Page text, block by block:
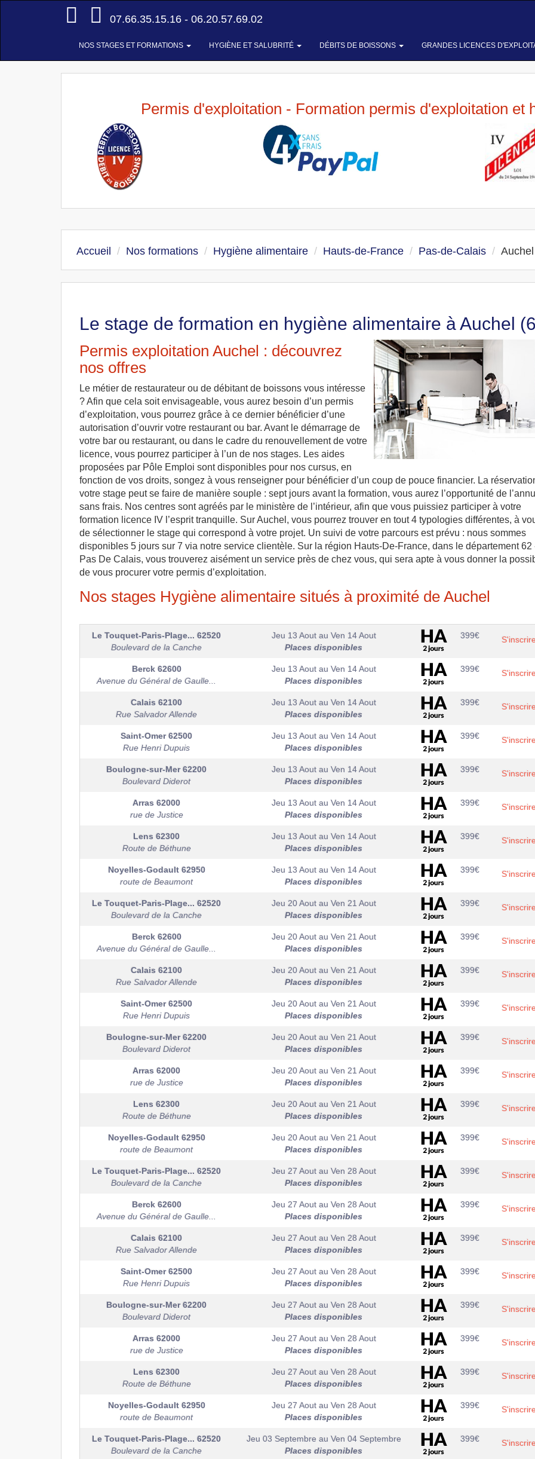
Accueil
07.66.35.15.16 - 06.20.57.69.02
NOS STAGES ET FORMATIONS HYGIÈNE ET SALUBRITÉ DÉBITS DE BOISSONS GRANDES LICENCES
Permis d'exploitation - Formation permis d'exploitation et
Accueil Nos formations Hygiène alimentaire Hauts-de-France Pas-de-Calais Auchel
Le stage de formation en hygiène alimentaire à Auchel
Permis exploitation Auchel : découvrez
nos offres
Le métier de restaurateur ou de débitant de boissons vous intéresse
? Afin que cela soit envisageable, vous aurez besoin d’un permis
d’exploitation, vous pourrez grâce à ce dernier bénéficier d’une
autorisation d’ouvrir votre restaurant ou bar. Avant le démarrage de
votre bar ou restaurant, ou dans le cadre du renouvellement de votre
licence, vous pourrez participer à l’un de nos stages. Les aides
proposées par Pôle Emploi sont disponibles pour nos cursus, en
fonction de vos droits, songez à vous renseigner pour bénéficier d’un coup de pouce financier. La
votre stage peut se faire de manière souple : sept jours avant la formation, vous aurez l’opportunité de
sans frais. Nos centres sont agréés par le ministère de l’intérieur, afin que vous puissiez participer à votre
formation licence IV l’esprit tranquille. Sur Auchel, vous pourrez trouver en tout 4 typologies différentes, à
de sélectionner le stage qui correspond à votre projet. Un suivi de votre parcours est prévu : nous sommes
disponibles 5 jours sur 7 via notre service clientèle. Sur la région Hauts-De-France, dans le département 62
Pas De Calais, vous trouverez aisément un service près de chez vous, qui sera apte à vous donner la
de vous procurer votre permis d’exploitation.
Nos stages Hygiène alimentaire situés à proximité de Auchel
Le Touquet-Paris-Plage... 62520
Boulevard de la Canche
Jeu 13 Aout au Ven 14 Aout
Places disponibles
399€ S'inscrire
Berck 62600
Avenue du Général de Gaulle...
Jeu 13 Aout au Ven 14 Aout
Places disponibles
399€ S'inscrire
Calais 62100
Rue Salvador Allende
Jeu 13 Aout au Ven 14 Aout
Places disponibles
399€ S'inscrire
Saint-Omer62500
Rue Henri Dupuis
Jeu 13 Aout au Ven 14 Aout
Places disponibles
399€ S'inscrire
Boulogne-sur-Mer62200
Boulevard Diderot
Jeu 13 Aout au Ven 14 Aout
Places disponibles
399€ S'inscrire
Arras 62000
rue de Justice
Jeu 13 Aout au Ven 14 Aout
Places disponibles
399€ S'inscrire
Lens 62300
Route de Béthune
Jeu 13 Aout au Ven 14 Aout
Places disponibles
399€ S'inscrire
Noyelles-Godault 62950
route de Beaumont
Jeu 13 Aout au Ven 14 Aout
Places disponibles
399€ S'inscrire
Le Touquet-Paris-Plage... 62520
Boulevard de la Canche
Jeu 20 Aout au Ven 21 Aout
Places disponibles
399€ S'inscrire
Berck 62600
Avenue du Général de Gaulle...
Jeu 20 Aout au Ven 21 Aout
Places disponibles
399€ S'inscrire
Calais 62100
Rue Salvador Allende
Jeu 20 Aout au Ven 21 Aout
Places disponibles
399€ S'inscrire
Saint-Omer62500
Rue Henri Dupuis
Jeu 20 Aout au Ven 21 Aout
Places disponibles
399€ S'inscrire
Boulogne-sur-Mer62200
Boulevard Diderot
Jeu 20 Aout au Ven 21 Aout
Places disponibles
399€ S'inscrire
Arras 62000
rue de Justice
Jeu 20 Aout au Ven 21 Aout
Places disponibles
399€ S'inscrire
Lens 62300
Route de Béthune
Jeu 20 Aout au Ven 21 Aout
Places disponibles
399€ S'inscrire
Noyelles-Godault 62950
route de Beaumont
Jeu 20 Aout au Ven 21 Aout
Places disponibles
399€ S'inscrire
Le Touquet-Paris-Plage... 62520
Boulevard de la Canche
Jeu 27 Aout au Ven 28 Aout
Places disponibles
399€ S'inscrire
Berck 62600
Avenue du Général de Gaulle...
Jeu 27 Aout au Ven 28 Aout
Places disponibles
399€ S'inscrire
Calais 62100
Rue Salvador Allende
Jeu 27 Aout au Ven 28 Aout
Places disponibles
399€ S'inscrire
Saint-Omer62500
Rue Henri Dupuis
Jeu 27 Aout au Ven 28 Aout
Places disponibles
399€ S'inscrire
Boulogne-sur-Mer62200
Boulevard Diderot
Jeu 27 Aout au Ven 28 Aout
Places disponibles
399€ S'inscrire
Arras 62000
rue de Justice
Jeu 27 Aout au Ven 28 Aout
Places disponibles
399€ S'inscrire
Lens 62300
Route de Béthune
Jeu 27 Aout au Ven 28 Aout
Places disponibles
399€ S'inscrire
Noyelles-Godault 62950
route de Beaumont
Jeu 27 Aout au Ven 28 Aout
Places disponibles
399€ S'inscrire
Le Touquet-Paris-Plage... 62520
Boulevard de la Canche
Jeu 03 Septembre au Ven 04 Septembre
Places disponibles
399€ S'inscrire